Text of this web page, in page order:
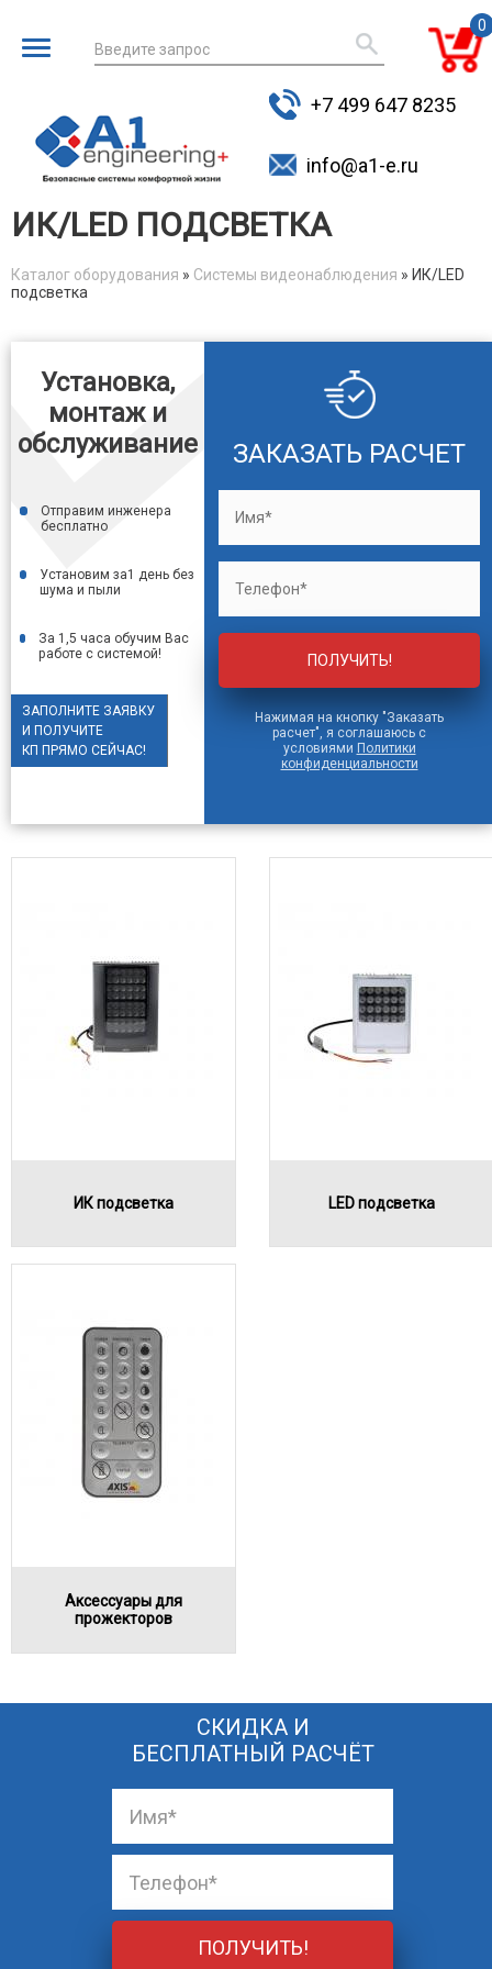
Введите запрос
товаров
0
+7 499 647 8235
info@a1-e.ru
ИК/LED ПОДСВЕТКА
Каталог оборудования » Системы видеонаблюдения » ИК/LED
подсветка
Установка,
монтаж и
обслуживание
Отправим инженера
бесплатно
Установим за1 день без
шума и пыли
За 1,5 часа обучим Вас
работе с системой!
ЗАПОЛНИТЕ ЗАЯВКУ
И ПОЛУЧИТЕ
КП ПРЯМО СЕЙЧАС!
ЗАКАЗАТЬ РАСЧЕТ
Нажимая на кнопку "Заказать
расчет", я соглашаюсь с
условиями Политики
конфиденциальности
ИК подсветка LED подсветка
Аксессуары для
прожекторов
СКИДКА И
БЕСПЛАТНЫЙ РАСЧЁТ